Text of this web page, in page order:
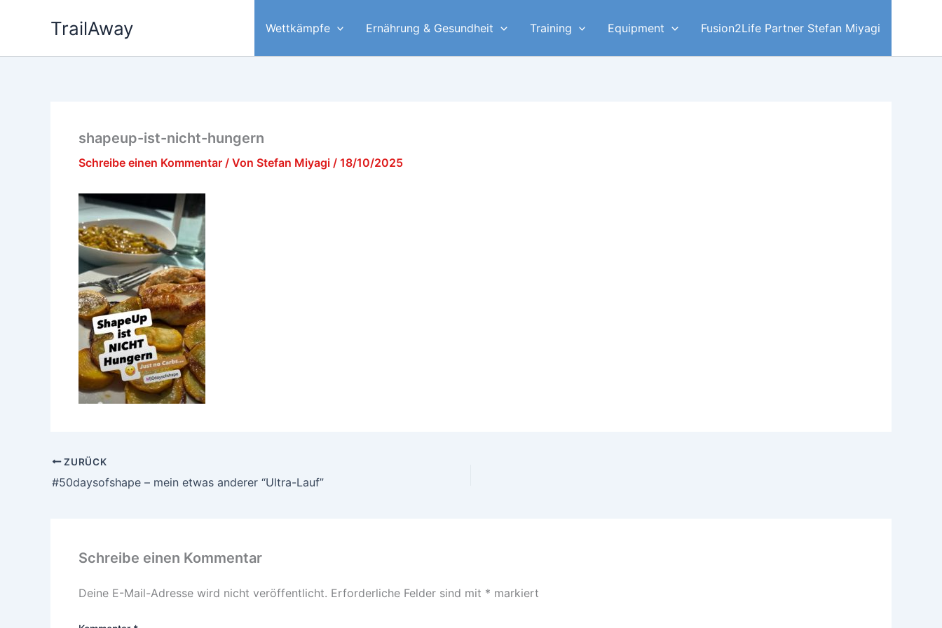
TrailAway Wettkämpfe Ernährung & Gesundheit Training Equipment Fusion2Life Partner Stefan Miyagi
shapeup-ist-nicht-hungern
Schreibe einen Kommentar / Von Stefan Miyagi / 18/10/2025
ZURÜCK
#50daysofshape – mein etwas anderer “Ultra-Lauf”
Schreibe einen Kommentar
Deine E-Mail-Adresse wird nicht veröffentlicht. Erforderliche Felder sind mit * markiert